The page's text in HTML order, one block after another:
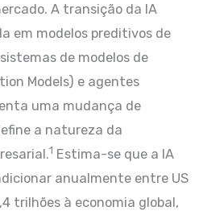
A transição da IA
em modelos preditivos de
de modelos de
Models) e agentes
uma mudança de
a natureza da
1 Estima-se que a IA
anualmente entre US
trilhões à economia global,